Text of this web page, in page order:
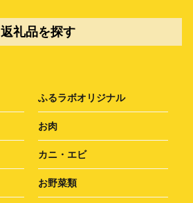
返礼品を探す
ふるラボオリジナル
お肉
カニ・エビ
お野菜類